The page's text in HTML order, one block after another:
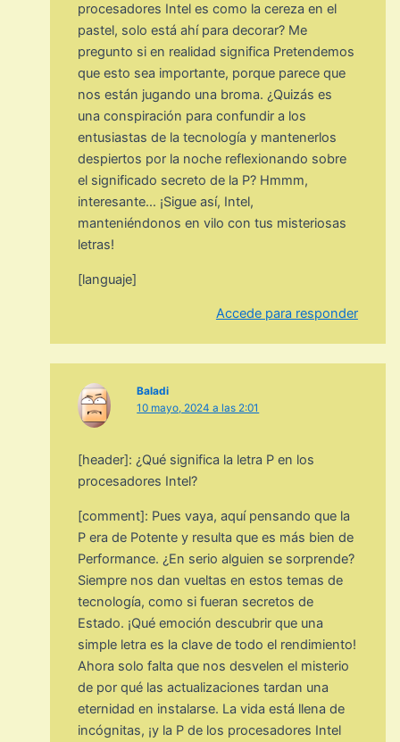
procesadores Intel es como la cereza en el
pastel, solo está ahí para decorar? Me
pregunto si en realidad significa Pretendemos
que esto sea importante, porque parece que
nos están jugando una broma. ¿Quizás es
una conspiración para confundir a los
entusiastas de la tecnología y mantenerlos
despiertos por la noche reflexionando sobre
el significado secreto de la P? Hmmm,
interesante… ¡Sigue así, Intel,
manteniéndonos en vilo con tus misteriosas
letras!
[languaje]
Accede para responder
Baladi
10 mayo, 2024 a las 2:01
[header]: ¿Qué significa la letra P en los
procesadores Intel?
[comment]: Pues vaya, aquí pensando que la
P era de Potente y resulta que es más bien de
Performance. ¿En serio alguien se sorprende?
Siempre nos dan vueltas en estos temas de
tecnología, como si fueran secretos de
Estado. ¡Qué emoción descubrir que una
simple letra es la clave de todo el rendimiento!
Ahora solo falta que nos desvelen el misterio
de por qué las actualizaciones tardan una
eternidad en instalarse. La vida está llena de
incógnitas, ¡y la P de los procesadores Intel